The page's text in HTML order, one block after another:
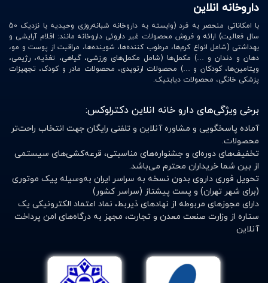
داروخانه انلاین
با امکاناتی منحصر به فرد (وابسته به داروخانه شبانه‌روزی وحیدیه با نزدیک 50
سال فعالیت) ارائه و فروش محصولات غیر داروئی داروخانه مانند: اقلام آرایشی و
بهداشتی (شامل انواع کرم‌ها، مرطوب کننده‌ها، شوینده‌ها، مراقبت از پوست و مو،
دهان و دندان و …) مکمل‌ها (شامل مکمل‌های ورزشی، گیاهی، تغذیه، رژیمی،
ویتامین‌ها، کودکان و …) محصولات ارتوپدی، محصولات مادر و کودک، تجهیزات
پزشکی خانگی، محصولات دیابتیک.
برخی ویژگی‌های دارو خانه انلاین دکترلوکس:
آماده پاسخگویی و مشاوره آنلاین و تلفنی رایگان جهت انتخاب راحت‌تر
محصولات.
تخفیف‌های دوره‌ای و جشنواره‌های مناسبتی، قرعه‌کشی‌های سیستمی
از بین شما خریداران محترم می‌باشد.
تحویل فوری داروی بدون نسخه به سراسر ایران به‌وسیله پیک موتوری
(برای شهر تهران) و پست پیشتاز (سراسر کشور)
دارای مجوزهای مربوطه از نهادهای ذیربط، نماد اعتماد الکترونیکی یک
ستاره از وزارت صنعت معدن و تجارت، مجهز به درگاه‌های امن پرداخت
آنلاین